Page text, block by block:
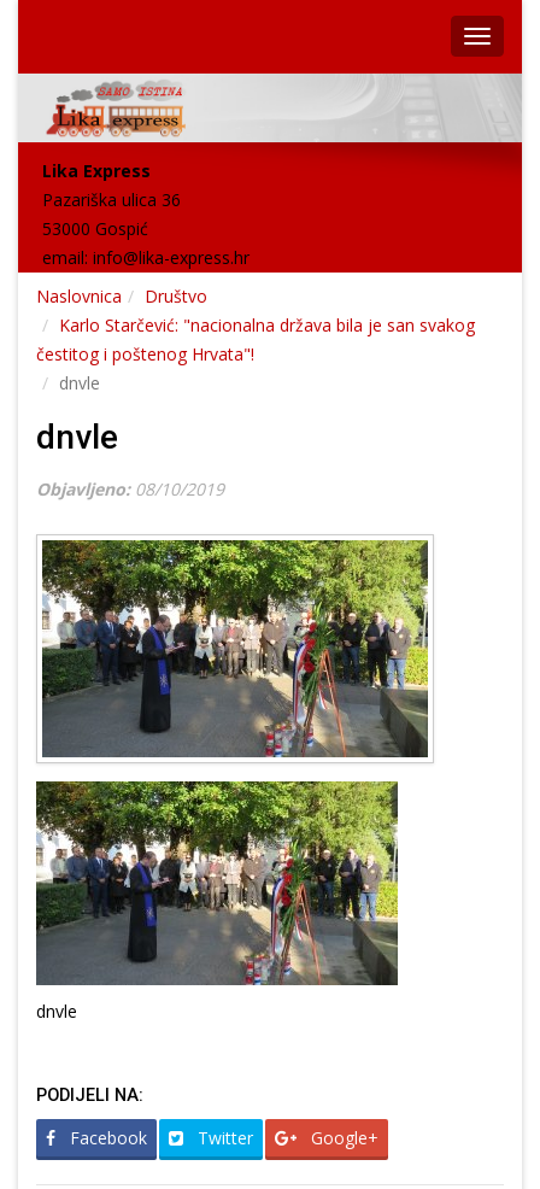
Lika Express
Pazariška ulica 36
53000 Gospić
email: info@lika-express.hr
Naslovnica
Društvo
Karlo Starčević: "nacionalna država bila je san svakog
čestitog i poštenog Hrvata"!
dnvle
dnvle
Objavljeno: 08/10/2019
dnvle
PODIJELI NA:
Facebook Twitter Google+